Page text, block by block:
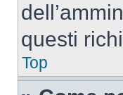
questi
Top